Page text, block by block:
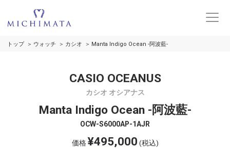
トップ ウォッチ カシオ Manta Indigo Ocean -阿波藍-
CASIO OCEANUS
カシオ オシアナス
Manta Indigo Ocean -阿波藍-
OCW-S6000AP-1AJR
価格¥495,000 (税込)